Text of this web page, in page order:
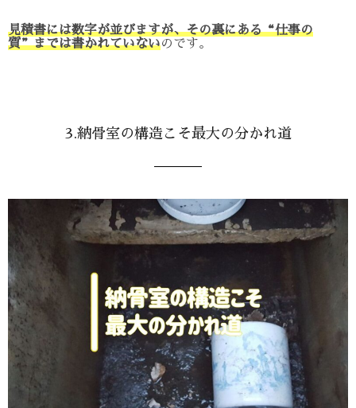
見積書には数字が並びますが、その裏にある“仕事の
質”までは書かれていないのです。
3.納骨室の構造こそ最大の分かれ道